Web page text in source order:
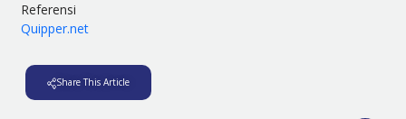
Referensi
Quipper.net
Share This Article